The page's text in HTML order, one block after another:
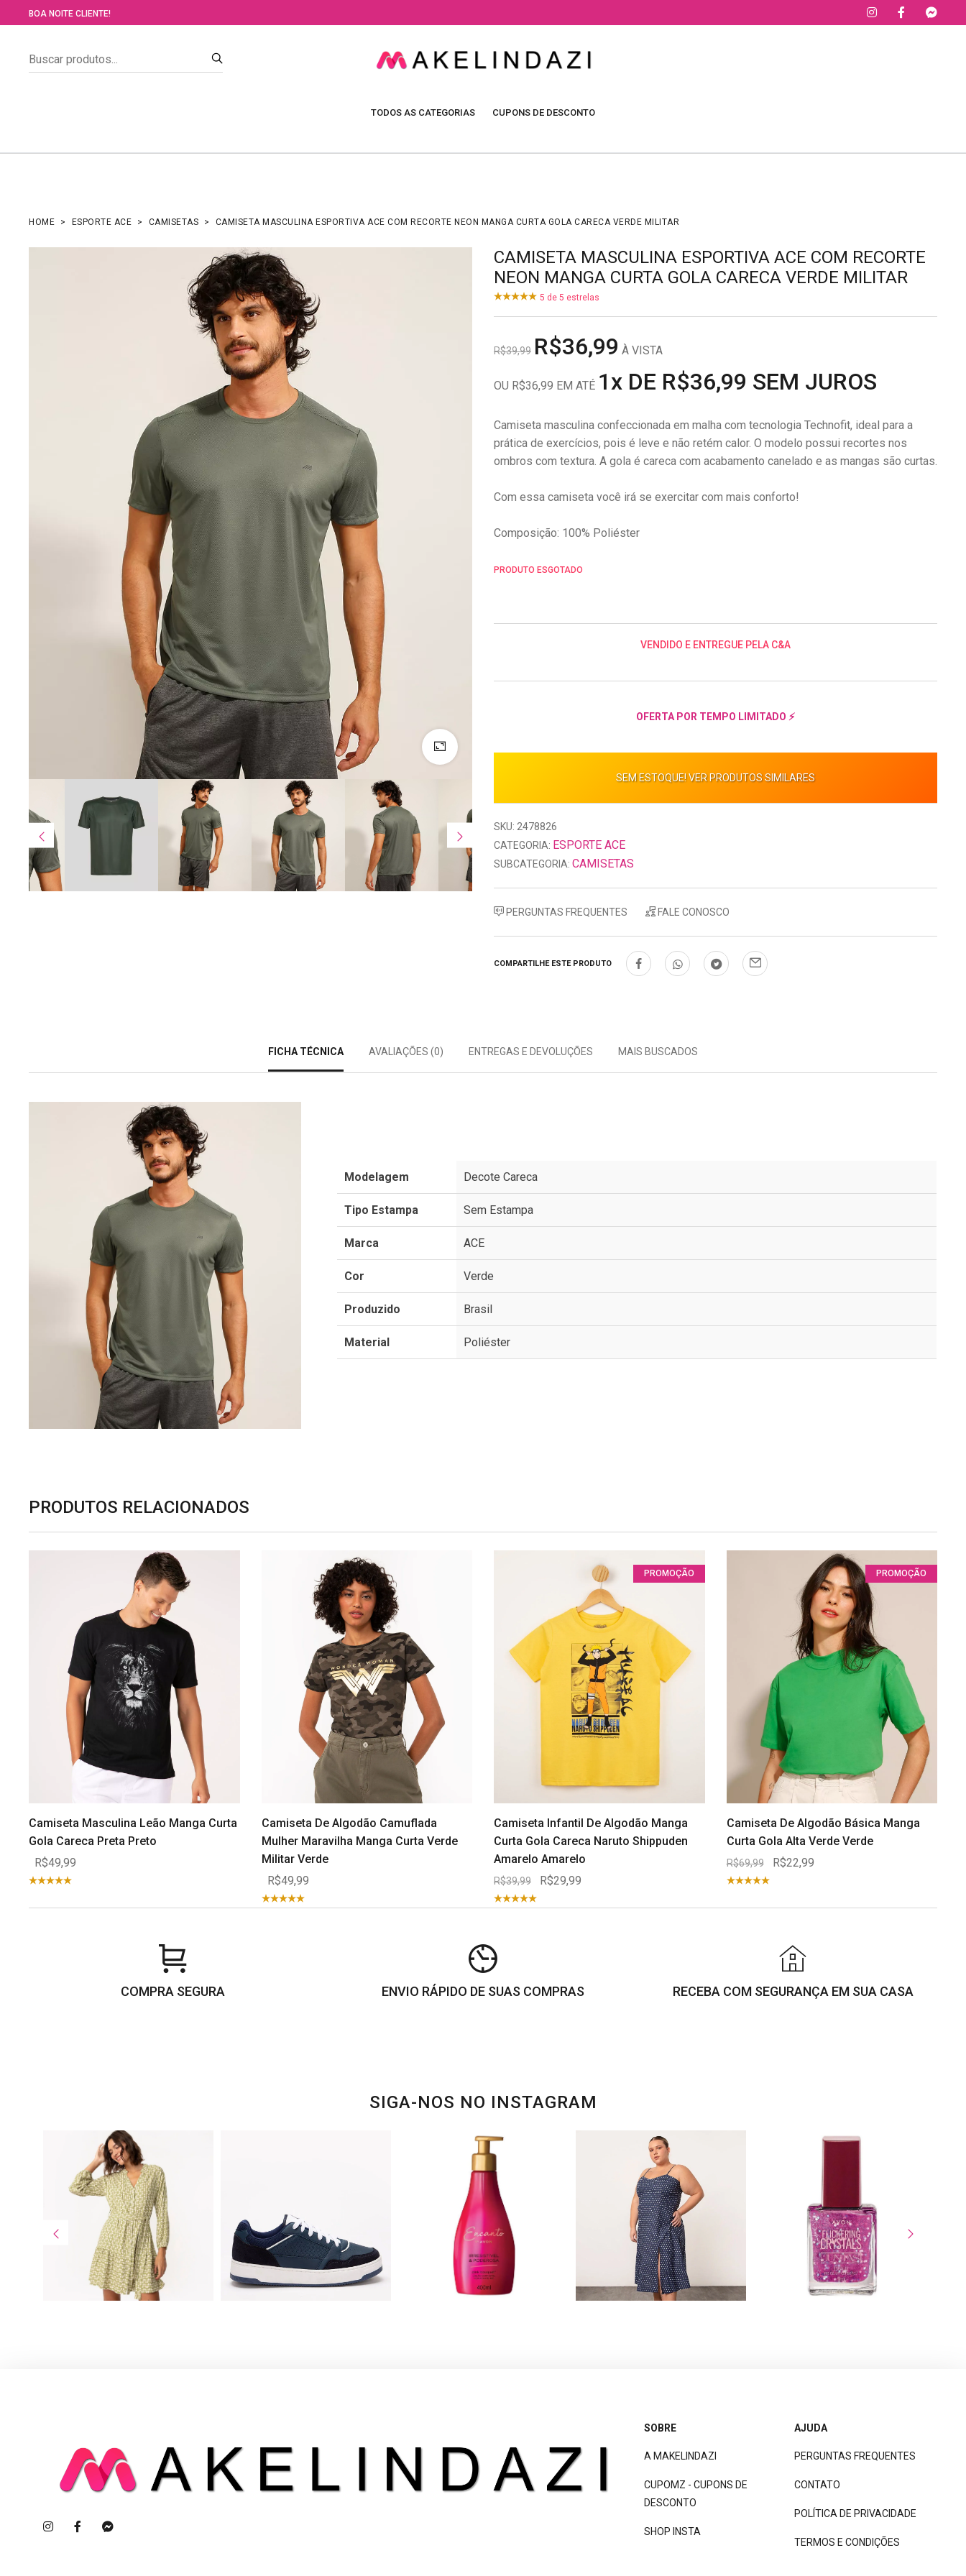
BOA NOITE CLIENTE!
TODOS AS CATEGORIAS CUPONS DE DESCONTO
HOME ESPORTE ACE CAMISETAS CAMISETA MASCULINA ESPORTIVA ACE COM RECORTE NEON MANGA CURTA GOLA CARECA VERDE MILITAR
CAMISETA MASCULINA ESPORTIVA ACE COM RECORTE
NEON MANGA CURTA GOLA CARECA VERDE MILITAR
5 de 5 estrelas
R$39,99 R$36,99 À VISTA
OU R$36,99 EM ATÉ 1x DE R$36,99 SEM JUROS
Camiseta masculina confeccionada em malha com tecnologia Technofit, ideal para a
prática de exercícios, pois é leve e não retém calor. O modelo possui recortes nos
ombros com textura. A gola é careca com acabamento canelado e as mangas são curtas.
Com essa camiseta você irá se exercitar com mais conforto!
Composição: 100% Poliéster
PRODUTO ESGOTADO
VENDIDO E ENTREGUE PELA C&A
OFERTA POR TEMPO LIMITADO ⚡
SEM ESTOQUE! VER PRODUTOS SIMILARES
SKU: 2478826
CATEGORIA: ESPORTE ACE
SUBCATEGORIA: CAMISETAS
PERGUNTAS FREQUENTES FALE CONOSCO
COMPARTILHE ESTE PRODUTO
FICHA TÉCNICA AVALIAÇÕES (0) ENTREGAS E DEVOLUÇÕES MAIS BUSCADOS
Modelagem Decote Careca
Tipo Estampa Sem Estampa
Marca ACE
Cor Verde
Produzido Brasil
Material Poliéster
PRODUTOS RELACIONADOS
Camiseta Masculina Leão Manga Curta
Gola Careca Preta Preto
R$49,99
Camiseta De Algodão Camuflada
Mulher Maravilha Manga Curta Verde
Militar Verde
R$49,99
PROMOÇÃO
Camiseta Infantil De Algodão Manga
Curta Gola Careca Naruto Shippuden
Amarelo Amarelo
R$39,99 R$29,99
PROMOÇÃO
Camiseta De Algodão Básica Manga
Curta Gola Alta Verde Verde
R$69,99 R$22,99
COMPRA SEGURA ENVIO RÁPIDO DE SUAS COMPRAS RECEBA COM SEGURANÇA EM SUA CASA
SIGA-NOS NO INSTAGRAM
SOBRE
A MAKELINDAZI
CUPOMZ - CUPONS DE
DESCONTO
SHOP INSTA
AJUDA
PERGUNTAS FREQUENTES
CONTATO
POLÍTICA DE PRIVACIDADE
TERMOS E CONDIÇÕES